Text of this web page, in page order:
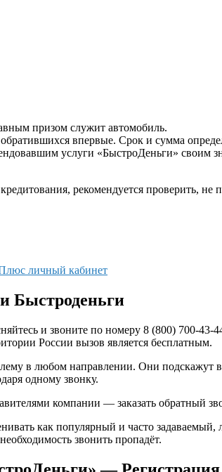
призом служит автомобиль.
впервые. Срок и сумма
услуги «БыстроДеньги» своим
рекомендуется проверить,
личный кабинет
Быстроденьги
и звоните по номеру 8 (800) 700-
России вызов является бесплатным.
в любом направлении. Они подскажут
одному звонку.
компании — заказать обратный
как популярный и часто задаваемый,
звонить пропадёт.